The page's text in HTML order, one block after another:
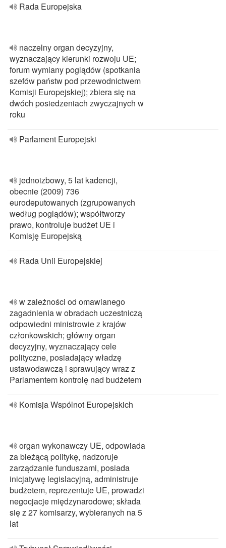
Rada Europejska
naczelny organ decyzyjny,
wyznaczający kierunki rozwoju UE;
forum wymiany poglądów (spotkania
szefów państw pod przewodnictwem
Komisji Europejskiej); zbiera się na
dwóch posiedzeniach zwyczajnych w
roku
Parlament Europejski
jednoizbowy, 5 lat kadencji,
obecnie (2009) 736
eurodeputowanych (zgrupowanych
według poglądów); współtworzy
prawo, kontroluje budżet UE i
Komisję Europejską
Rada Unii Europejskiej
w zależności od omawianego
zagadnienia w obradach uczestniczą
odpowiedni ministrowie z krajów
członkowskich; główny organ
decyzyjny, wyznaczający cele
polityczne, posiadający władzę
ustawodawczą i sprawujący wraz z
Parlamentem kontrolę nad budżetem
Komisja Wspólnot Europejskich
organ wykonawczy UE, odpowiada
za bieżącą politykę, nadzoruje
zarządzanie funduszami, posiada
inicjatywę legislacyjną, administruje
budżetem, reprezentuje UE, prowadzi
negocjacje międzynarodowe; składa
się z 27 komisarzy, wybieranych na 5
lat